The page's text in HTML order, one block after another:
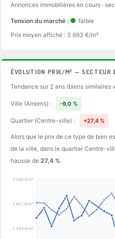
Annonces immobilières en cours ·
Tension du marché :
faible
Prix moyen affiché : 3 693 €/m²
ÉVOLUTION PRIX/M² — SECTEUR
Tendance sur 2 ans (biens similaires
Ville (Amiens) : -9,0 %
Quartier (Centre-ville) : +27,4 %
Alors que le prix de ce type de bien
de la ville, dans le quartier Centre-
hausse de 27,4 %.
5 049 €/m²
3 807 €/m²
2 564 €/m²